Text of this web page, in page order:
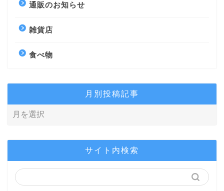
通販のお知らせ
雑貨店
食べ物
月別投稿記事
サイト内検索